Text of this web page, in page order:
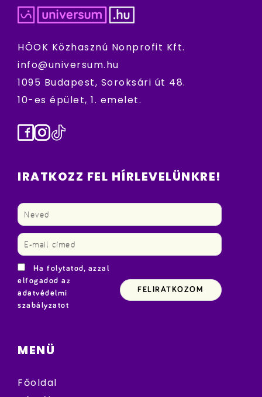
HÖOK Közhasznú Nonprofit Kft.
info@universum.hu
1095 Budapest, Soroksári út 48.
10-es épület, 1. emelet.
Facebook
Instagram
TikTok
IRATKOZZ FEL HÍRLEVELÜNKRE!
Ha folytatod, azzal
elfogadod az
adatvédelmi
szabályzatot
MENÜ
Főoldal